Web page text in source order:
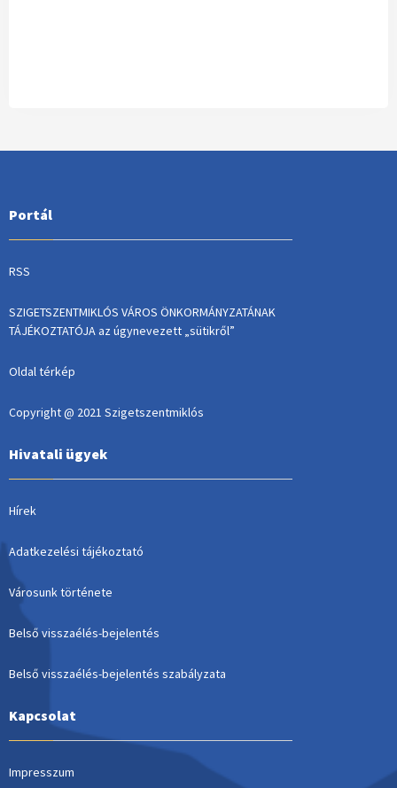
Portál
RSS
SZIGETSZENTMIKLÓS VÁROS ÖNKORMÁNYZATÁNAK
TÁJÉKOZTATÓJA az úgynevezett „sütikről”
Oldal térkép
Copyright @ 2021 Szigetszentmiklós
Hivatali ügyek
Hírek
Adatkezelési tájékoztató
Városunk története
Belső visszaélés-bejelentés
Belső visszaélés-bejelentés szabályzata
Kapcsolat
Impresszum